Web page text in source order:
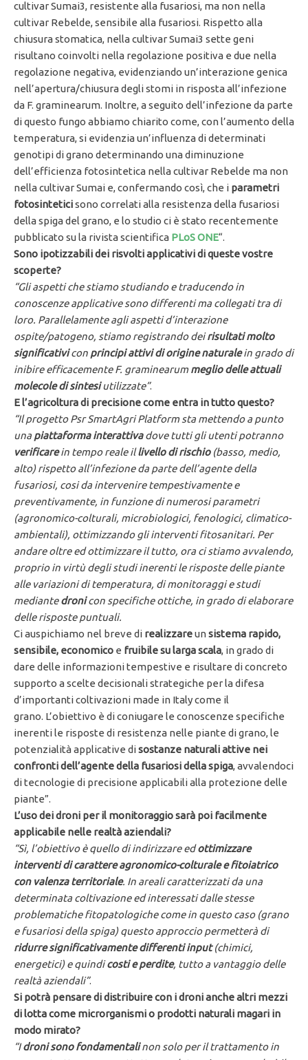
cultivar Sumai3, resistente alla fusariosi, ma non nella
cultivar Rebelde, sensibile alla fusariosi. Rispetto alla
chiusura stomatica, nella cultivar Sumai3 sette geni
risultano coinvolti nella regolazione positiva e due nella
regolazione negativa, evidenziando un’interazione genica
nell’apertura/chiusura degli stomi in risposta all’infezione
da F. graminearum. Inoltre, a seguito dell’infezione da parte
di questo fungo abbiamo chiarito come, con l’aumento della
temperatura, si evidenzia un’influenza di determinati
genotipi di grano determinando una diminuzione
dell’efficienza fotosintetica nella cultivar Rebelde ma non
nella cultivar Sumai e, confermando così, che i parametri
fotosinteticisono correlati alla resistenza della fusariosi
della spiga del grano, e lo studio ci è stato recentemente
pubblicato su la rivista scientifica PLoS ONE“.
Sono ipotizzabili dei risvolti applicativi di queste vostre
scoperte?
“Gli aspetti che stiamo studiando e traducendo in
conoscenze applicative sono differenti ma collegati tra di
loro. Parallelamente agli aspetti d’interazione
ospite/patogeno, stiamo registrando deirisultati molto
significativicon principi attivi di origine naturalein grado di
inibire efficacemente F. graminearum meglio delle attuali
molecole di sintesiutilizzate”.
E l’agricoltura di precisione come entra in tutto questo?
“Il progetto Psr SmartAgri Platform sta mettendo a punto
una piattaforma interattivadove tutti gli utenti potranno
verificarein tempo reale illivello di rischio (basso, medio,
alto) rispetto all’infezione da parte dell’agente della
fusariosi, cosi da intervenire tempestivamente e
preventivamente, in funzione di numerosi parametri
(agronomico-colturali, microbiologici, fenologici, climatico-
ambientali), ottimizzando gli interventi fitosanitari. Per
andare oltre ed ottimizzare il tutto, ora ci stiamo avvalendo,
proprio in virtù degli studi inerenti le risposte delle piante
alle variazioni di temperatura, di monitoraggi e studi
mediantedronicon specifiche ottiche, in grado di elaborare
delle risposte puntuali.
Ci auspichiamo nel breve di realizzareunsistema rapido,
sensibile, economico e fruibile su larga scala, in grado di
dare delle informazioni tempestive e risultare di concreto
supporto a scelte decisionali strategiche per la difesa
d’importanti coltivazioni made in Italy come il
grano. L’obiettivo è di coniugare le conoscenze specifiche
inerenti le risposte di resistenza nelle piante di grano, le
potenzialità applicative disostanze naturali attive nei
confronti dell’agente della fusariosi della spiga, avvalendoci
di tecnologie di precisione applicabili alla protezione delle
piante”.
L’uso dei droni per il monitoraggio sarà poi facilmente
applicabile nelle realtà aziendali?
“Sì, l’obiettivo è quello di indirizzare edottimizzare
interventi di carattere agronomico-colturale e fitoiatrico
con valenza territoriale. In areali caratterizzati da una
determinata coltivazione ed interessati dalle stesse
problematiche fitopatologiche come in questo caso (grano
e fusariosi della spiga) questo approccio permetterà di
ridurre significativamente differenti input(chimici,
energetici) e quindicosti e perdite, tutto a vantaggio delle
realtà aziendali”.
Si potrà pensare di distribuire con i droni anche altri mezzi
di lotta come microrganismi o prodotti naturali magari in
modo mirato?
“Idroni sono fondamentalinon solo per il trattamento in